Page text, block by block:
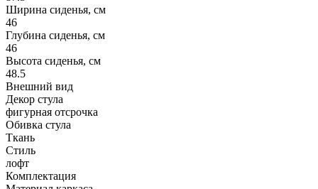
Ширина сиденья, см
46
Глубина сиденья, см
46
Высота сиденья, см
48.5
Внешний вид
Декор стула
фигурная отсрочка
Обивка стула
Ткань
Стиль
лофт
Комплектация